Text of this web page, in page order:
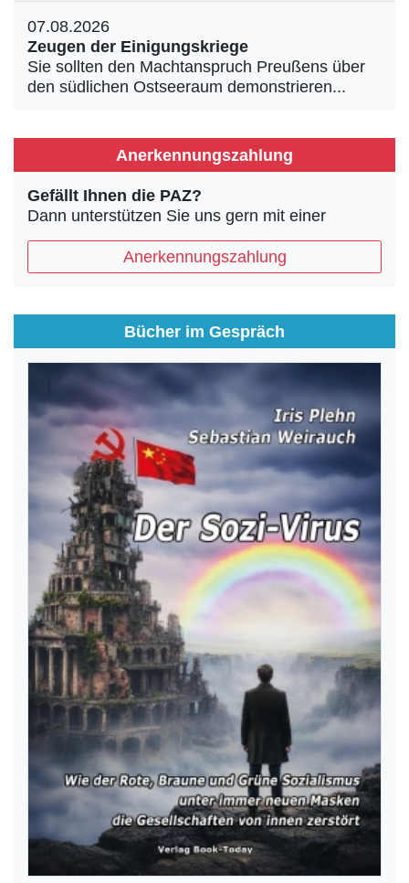
07.08.2026
Zeugen der Einigungskriege
Sie sollten den Machtanspruch Preußens über
den südlichen Ostseeraum demonstrieren...
Anerkennungszahlung
Gefällt Ihnen die PAZ?
Dann unterstützen Sie uns gern mit einer
Anerkennungszahlung
Bücher im Gespräch